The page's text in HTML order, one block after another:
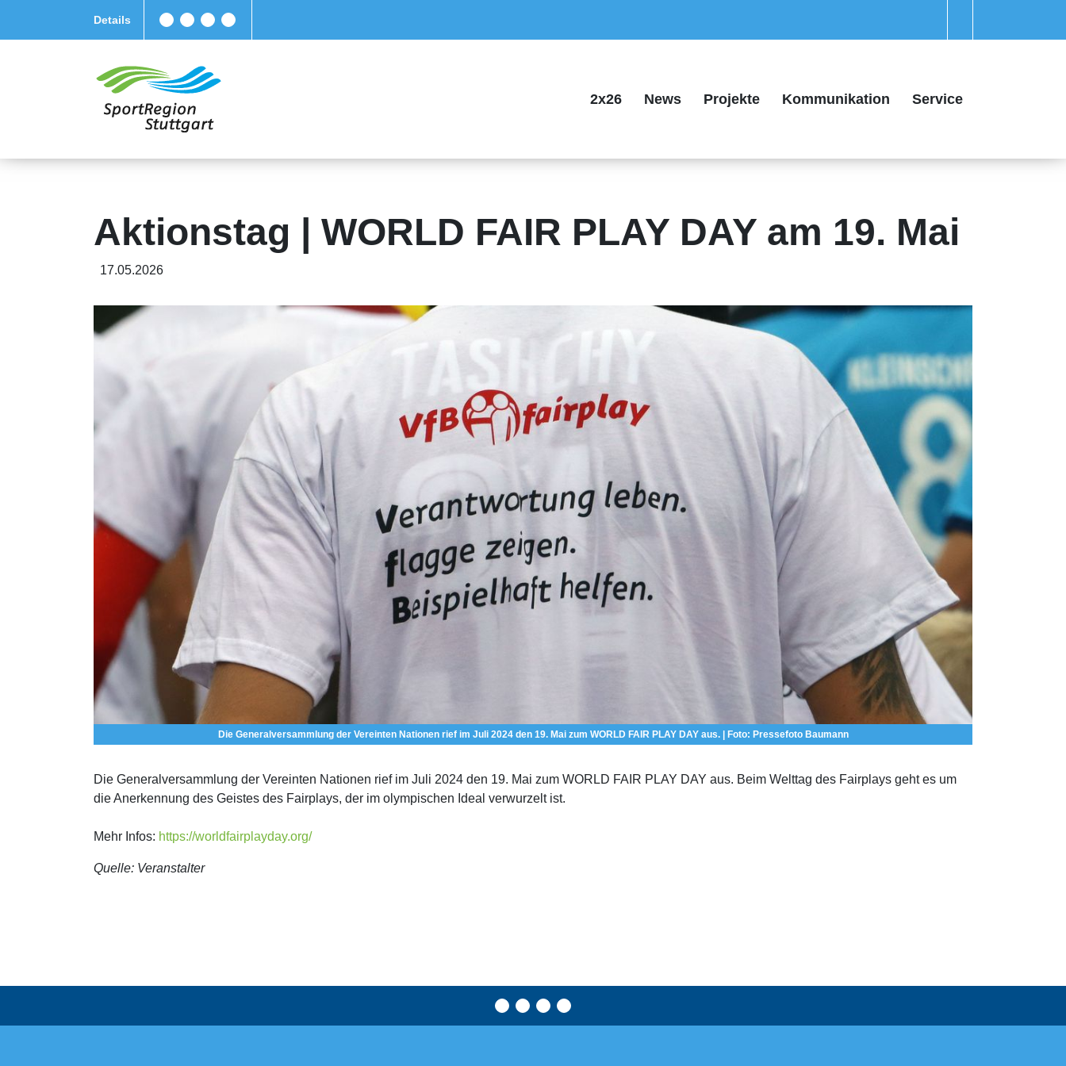
Details
2x26 News Projekte Kommunikation Service
Aktionstag | WORLD FAIR PLAY DAY am 19. Mai
17.05.2026
Die Generalversammlung der Vereinten Nationen rief im Juli 2024 den 19. Mai zum WORLD FAIR PLAY DAY aus. | Foto: Pressefoto Baumann
Die Generalversammlung der Vereinten Nationen rief im Juli 2024 den 19. Mai zum WORLD FAIR PLAY DAY aus. Beim Welttag des Fairplays geht es um
die Anerkennung des Geistes des Fairplays, der im olympischen Ideal verwurzelt ist.
Mehr Infos: https://worldfairplayday.org/
Quelle: Veranstalter